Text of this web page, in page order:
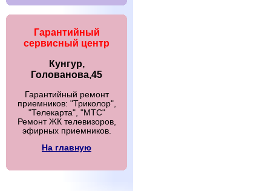
Гарантийный
сервисный центр
Кунгур,
Голованова,45
Гарантийный ремонт
приемников: "Триколор",
"Телекарта", "МТС"
Ремонт ЖК телевизоров,
эфирных приемников.
На главную